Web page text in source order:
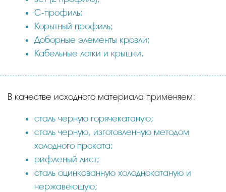
С-профиль;
Корытный профиль;
Доборные элементы кровли;
Кабельные лотки и крышки.
В качестве исходного материала применяем:
сталь черную горячекатаную;
сталь черную, изготовленную методом
холодного проката;
рифленый лист;
сталь оцинкованную холоднокатаную и
нержавеющую;